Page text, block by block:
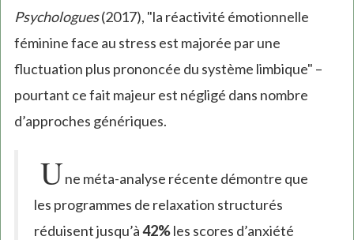
Psychologues(2017), "la réactivité émotionnelle
féminine face au stress est majorée par une
fluctuation plus prononcée du système limbique" –
pourtant ce fait majeur est négligé dans nombre
d’approches génériques.
Une méta-analyse récente démontre que
les programmes de relaxation structurés
réduisent jusqu’à42%les scores d’anxiété